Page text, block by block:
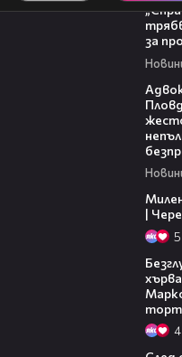
за
|
5
4